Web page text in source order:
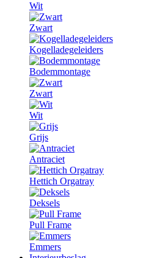
Wit
Zwart
Kogelladegeleiders
Bodemmontage
Zwart
Wit
Grijs
Antraciet
Hettich Orgatray
Deksels
Pull Frame
Emmers